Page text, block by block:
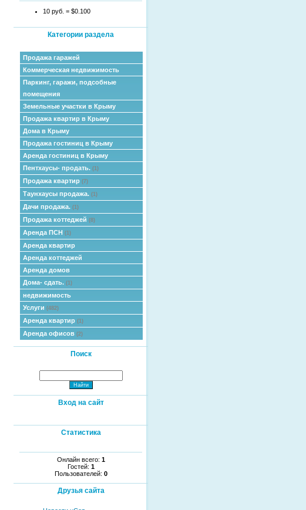
10 руб. = $0.100
Категории раздела
Продажа гаражей
Коммерческая недвижимость
Паркинг, гаражи, подсобные
помещения
Земельные участки в Крыму
Продажа квартир в Крыму
Дома в Крыму
Продажа гостиниц в Крыму
Аренда гостиниц в Крыму
Пентхаусы- продать. (1)
Продажа квартир (7)
Таунхаусы продажа. (1)
Дачи продажа. (1)
Продажа коттеджей (8)
Аренда ПСН (1)
Аренда квартир
Аренда коттеджей
Аренда домов
Дома- сдать. (1)
недвижимость
Услуги (482)
Аренда квартир (1)
Аренда офисов (2)
Поиск
Вход на сайт
Статистика
Онлайн всего: 1
Гостей: 1
Пользователей: 0
Друзья сайта